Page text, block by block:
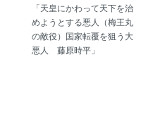
「天皇にかわって天下を治
めようとする悪人（梅王丸
の敵役）国家転覆を狙う大
悪人 藤原時平」